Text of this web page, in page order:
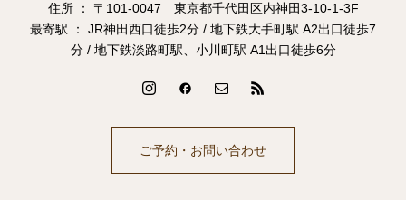
住所 ： 〒101-0047 東京都千代田区内神田3-10-1-3F
最寄駅 ： JR神田西口徒歩2分 / 地下鉄大手町駅 A2出口徒歩7
分 / 地下鉄淡路町駅、小川町駅 A1出口徒歩6分
ご予約・お問い合わせ